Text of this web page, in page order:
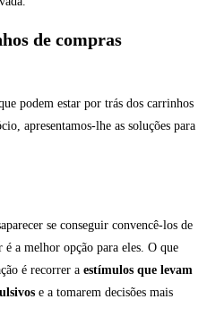
de compras
podem estar por trás dos carrinhos
apresentamos-lhe as soluções para
se conseguir convencê-los de
a melhor opção para eles. O que
é recorrer a estímulos que levam
e a tomarem decisões mais